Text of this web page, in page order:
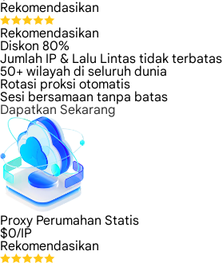
Rekomendasikan
Rekomendasikan
Diskon 80%
Jumlah IP & Lalu Lintas tidak terbatas
50+ wilayah di seluruh dunia
Rotasi proksi otomatis
Sesi bersamaan tanpa batas
Dapatkan Sekarang
Proxy Perumahan Statis
$0/IP
Rekomendasikan